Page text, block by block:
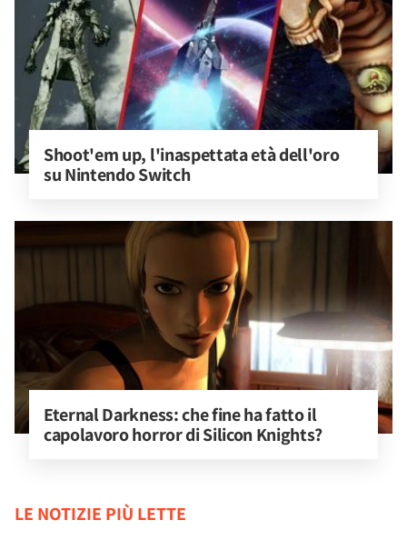
Shoot'em up, l'inaspettata età dell'oro
su Nintendo Switch
Eternal Darkness: che fine ha fatto il
capolavoro horror di Silicon Knights?
LE NOTIZIE PIÙ LETTE